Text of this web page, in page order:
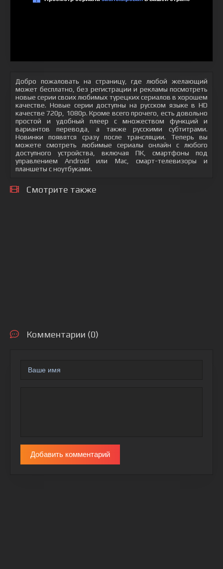
Добро пожаловать на страницу, где любой желающий
может бесплатно, без регистрации и рекламы посмотреть
новые серии своих любимых турецких сериалов в хорошем
качестве. Новые серии доступны на русском языке в HD
качестве 720p, 1080p. Кроме всего прочего, есть довольно
простой и удобный плеер с множеством функций и
вариантов перевода, а также русскими субтитрами.
Новинки появятся сразу после трансляции. Теперь вы
можете смотреть любимые сериалы онлайн с любого
доступного устройства, включая ПК, смартфоны под
управлением Android или Mac, смарт-телевизоры и
планшеты с ноутбуками.
Смотрите также
Комментарии (0)
Добавить комментарий